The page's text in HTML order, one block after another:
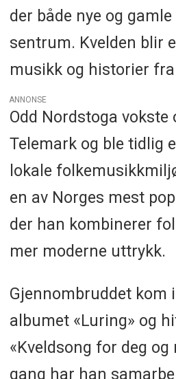
der både nye og
sentrum. Kvelden blir
musikk og historier fra
ANNONSE
Odd Nordstoga vokste
Telemark og ble tidlig
lokale
en av Norges mest
der han kombinerer
mer moderne uttrykk.
Gjennombruddet kom
albumet «Luring» og
«Kveldsong for deg og
gang har han